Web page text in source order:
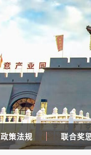
政策法规 联合奖